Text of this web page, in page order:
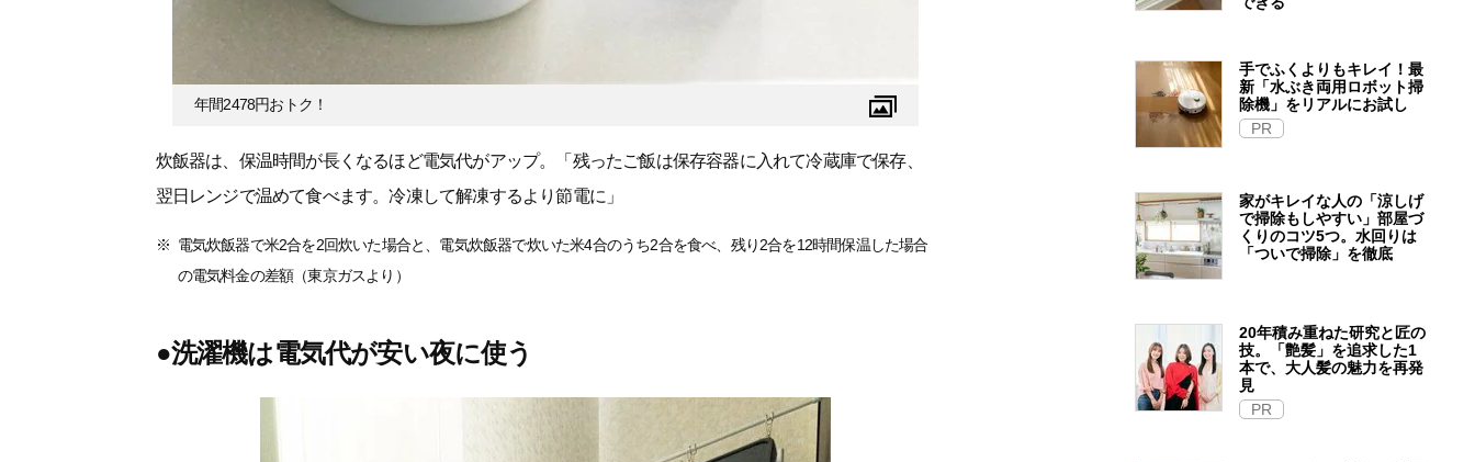
年間2478円おトク！
炊飯器は、保温時間が長くなるほど電気代がアップ。「残ったご飯は保存容器に入れて冷蔵庫で保存、
翌日レンジで温めて食べます。冷凍して解凍するより節電に」
電気炊飯器で米2合を2回炊いた場合と、電気炊飯器で炊いた米4合のうち2合を食べ、残り2合を12時間保温した場合
の電気料金の差額（東京ガスより）
●洗濯機は電気代が安い夜に使う
手でふくよりもキレイ！最
新「水ぶき両用ロボット掃
除機」をリアルにお試し
PR
家がキレイな人の「涼しげ
で掃除もしやすい」部屋づ
くりのコツ5つ。水回りは
「ついで掃除」を徹底
20年積み重ねた研究と匠の
技。「艶髪」を追求した1
本で、大人髪の魅力を再発
見
PR